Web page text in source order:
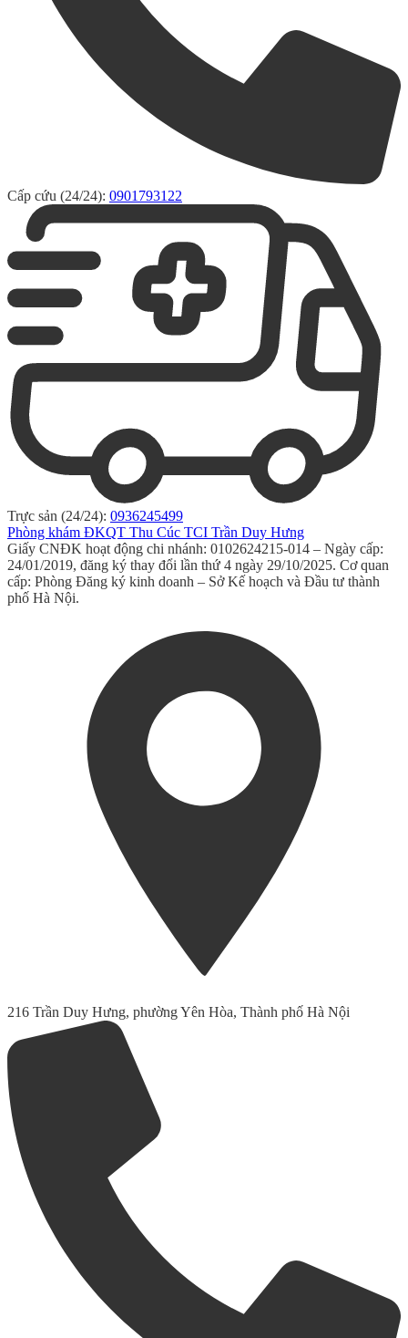
Cấp cứu (24/24): 0901793122
Trực sản (24/24): 0936245499
Phòng khám ĐKQT Thu Cúc TCI Trần Duy Hưng
Giấy CNĐK hoạt động chi nhánh: 0102624215-014 – Ngày cấp:
24/01/2019, đăng ký thay đổi lần thứ 4 ngày 29/10/2025. Cơ quan
cấp: Phòng Đăng ký kinh doanh – Sở Kế hoạch và Đầu tư thành
phố Hà Nội.
216 Trần Duy Hưng, phường Yên Hòa, Thành phố Hà Nội